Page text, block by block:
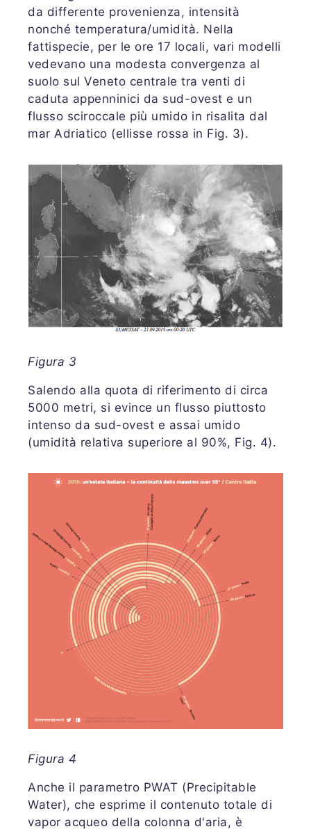
da differente provenienza, intensità
nonché temperatura/umidità. Nella
fattispecie, per le ore 17 locali, vari modelli
vedevano una modesta convergenza al
suolo sul Veneto centrale tra venti di
caduta appenninici da sud-ovest e un
flusso sciroccale più umido in risalita dal
mar Adriatico (ellisse rossa in Fig. 3).
Figura 3
Salendo alla quota di riferimento di circa
5000 metri, si evince un flusso piuttosto
intenso da sud-ovest e assai umido
(umidità relativa superiore al 90%, Fig. 4).
Figura 4
Anche il parametro PWAT (Precipitable
Water), che esprime il contenuto totale di
vapor acqueo della colonna d'aria, è